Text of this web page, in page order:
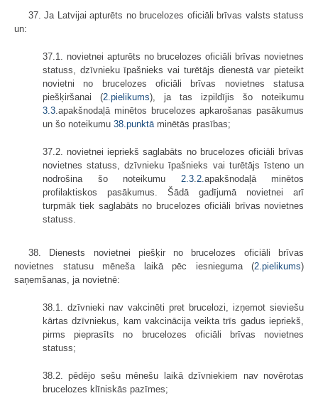
37. Ja Latvijai apturēts no brucelozes oficiāli brīvas valsts statuss
un:
37.1. novietnei apturēts no brucelozes oficiāli brīvas novietnes
statuss, dzīvnieku īpašnieks vai turētājs dienestā var pieteikt
novietni no brucelozes oficiāli brīvas novietnes statusa
piešķiršanai (2.pielikums), ja tas izpildījis šo noteikumu
3.3.apakšnodaļā minētos brucelozes apkarošanas pasākumus
un šo noteikumu 38.punktāminētās prasības;
37.2. novietnei iepriekš saglabāts no brucelozes oficiāli brīvas
novietnes statuss, dzīvnieku īpašnieks vai turētājs īsteno un
nodrošina šo noteikumu 2.3.2.apakšnodaļā minētos
profilaktiskos pasākumus. Šādā gadījumā novietnei arī
turpmāk tiek saglabāts no brucelozes oficiāli brīvas novietnes
statuss.
38. Dienests novietnei piešķir no brucelozes oficiāli brīvas
novietnes statusu mēneša laikā pēc iesnieguma (2.pielikums)
saņemšanas, ja novietnē:
38.1. dzīvnieki nav vakcinēti pret brucelozi, izņemot sieviešu
kārtas dzīvniekus, kam vakcinācija veikta trīs gadus iepriekš,
pirms pieprasīts no brucelozes oficiāli brīvas novietnes
statuss;
38.2. pēdējo sešu mēnešu laikā dzīvniekiem nav novērotas
brucelozes klīniskās pazīmes;